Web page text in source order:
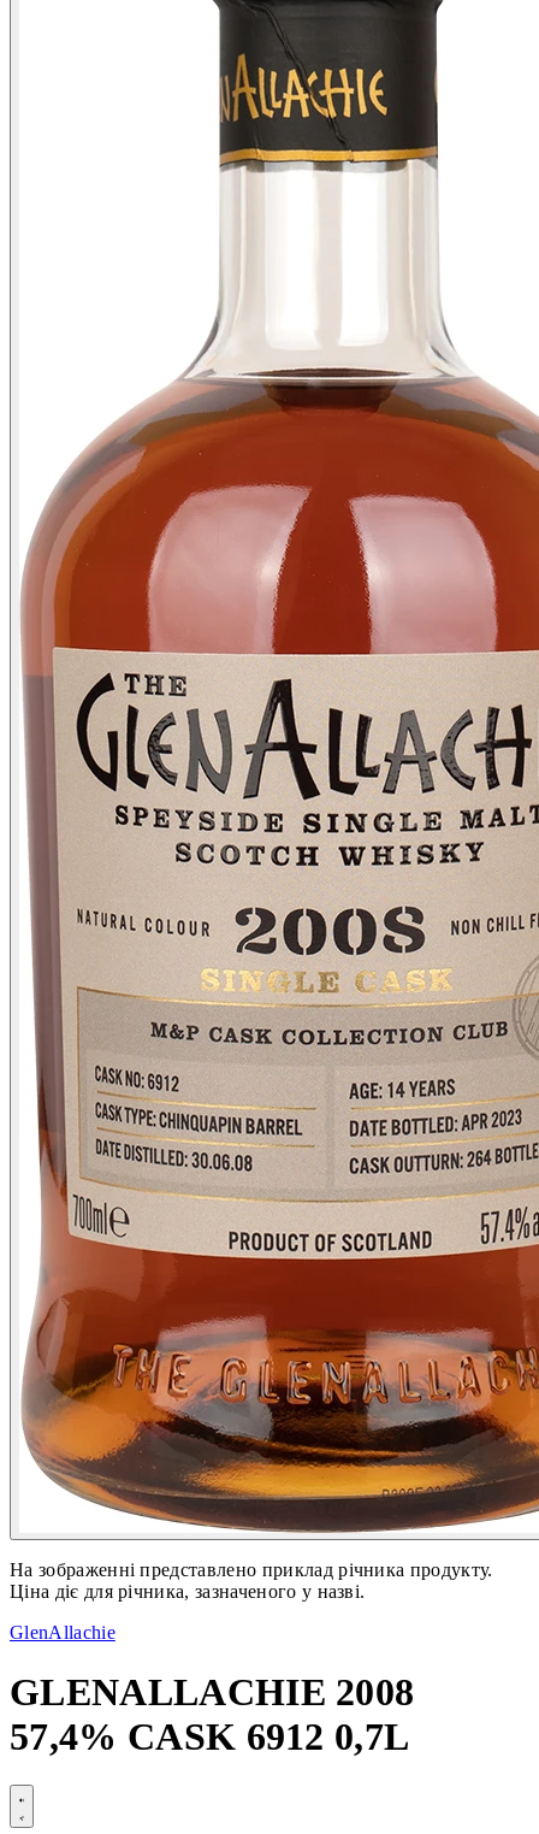
На зображенні представлено приклад річника продукту.
Ціна діє для річника, зазначеного у назві.
GlenAllachie
GLENALLACHIE 2008
57,4% CASK 6912 0,7L